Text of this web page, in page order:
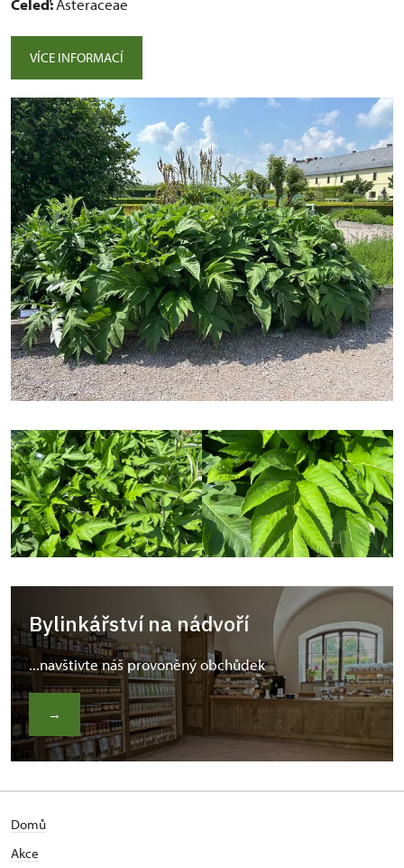
Čeleď:Asteraceae
VÍCE INFORMACÍ
Bylinkářství na nádvoří
...navštivte náš provoněný obchůdek
→
Domů
Akce